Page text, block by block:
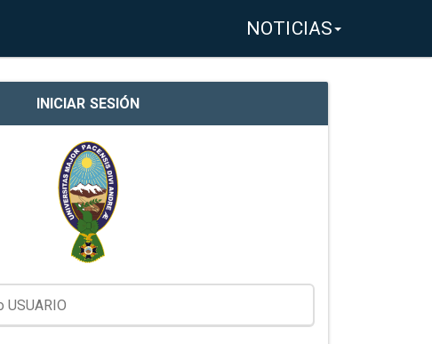
NOTICIAS
INICIAR SESIÓN